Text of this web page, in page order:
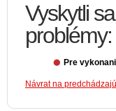
Vyskytli
problémy:
Pre
Návrat na